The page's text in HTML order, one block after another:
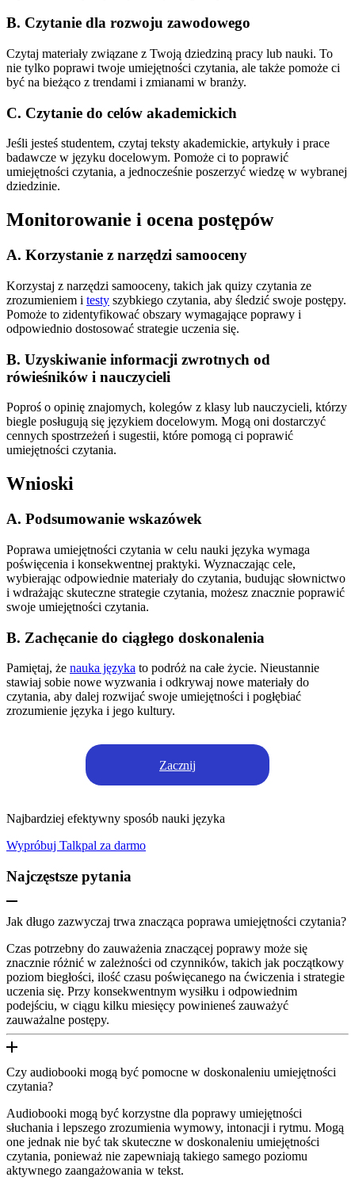
B. Czytanie dla rozwoju zawodowego
Czytaj materiały związane z Twoją dziedziną pracy lub nauki. To
nie tylko poprawi twoje umiejętności czytania, ale także pomoże ci
być na bieżąco z trendami i zmianami w branży.
C. Czytanie do celów akademickich
Jeśli jesteś studentem, czytaj teksty akademickie, artykuły i prace
badawcze w języku docelowym. Pomoże ci to poprawić
umiejętności czytania, a jednocześnie poszerzyć wiedzę w wybranej
dziedzinie.
Monitorowanie i ocena postępów
A. Korzystanie z narzędzi samooceny
Korzystaj z narzędzi samooceny, takich jak quizy czytania ze
zrozumieniem i testy szybkiego czytania, aby śledzić swoje postępy.
Pomoże to zidentyfikować obszary wymagające poprawy i
odpowiednio dostosować strategie uczenia się.
B. Uzyskiwanie informacji zwrotnych od
rówieśników i nauczycieli
Poproś o opinię znajomych, kolegów z klasy lub nauczycieli, którzy
biegle posługują się językiem docelowym. Mogą oni dostarczyć
cennych spostrzeżeń i sugestii, które pomogą ci poprawić
umiejętności czytania.
Wnioski
A. Podsumowanie wskazówek
Poprawa umiejętności czytania w celu nauki języka wymaga
poświęcenia i konsekwentnej praktyki. Wyznaczając cele,
wybierając odpowiednie materiały do czytania, budując słownictwo
i wdrażając skuteczne strategie czytania, możesz znacznie poprawić
swoje umiejętności czytania.
B. Zachęcanie do ciągłego doskonalenia
Pamiętaj, że nauka języka to podróż na całe życie. Nieustannie
stawiaj sobie nowe wyzwania i odkrywaj nowe materiały do
czytania, aby dalej rozwijać swoje umiejętności i pogłębiać
zrozumienie języka i jego kultury.
Zacznij
Najbardziej efektywny sposób nauki języka
Wypróbuj Talkpal za darmo
Najczęstsze pytania
Jak długo zazwyczaj trwa znacząca poprawa umiejętności czytania?
Czas potrzebny do zauważenia znaczącej poprawy może się
znacznie różnić w zależności od czynników, takich jak początkowy
poziom biegłości, ilość czasu poświęcanego na ćwiczenia i strategie
uczenia się. Przy konsekwentnym wysiłku i odpowiednim
podejściu, w ciągu kilku miesięcy powinieneś zauważyć
zauważalne postępy.
Czy audiobooki mogą być pomocne w doskonaleniu umiejętności
czytania?
Audiobooki mogą być korzystne dla poprawy umiejętności
słuchania i lepszego zrozumienia wymowy, intonacji i rytmu. Mogą
one jednak nie być tak skuteczne w doskonaleniu umiejętności
czytania, ponieważ nie zapewniają takiego samego poziomu
aktywnego zaangażowania w tekst.